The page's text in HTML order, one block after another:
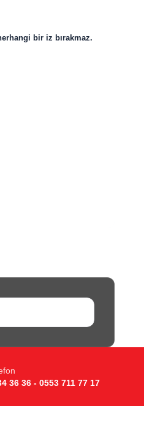
bir iz bırakmaz.
36 36 - 0553 711 77 17